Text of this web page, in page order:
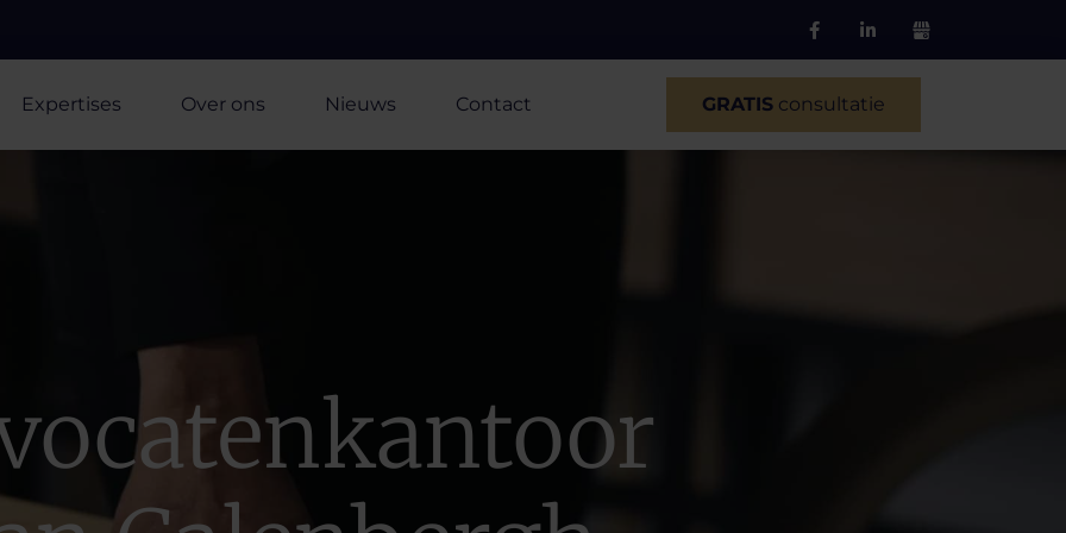
Facebook-
f
Linkedin-
in
Expertises Over ons Nieuws Contact GRATISconsultatie